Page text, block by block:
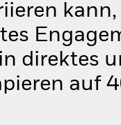
direktes
auf